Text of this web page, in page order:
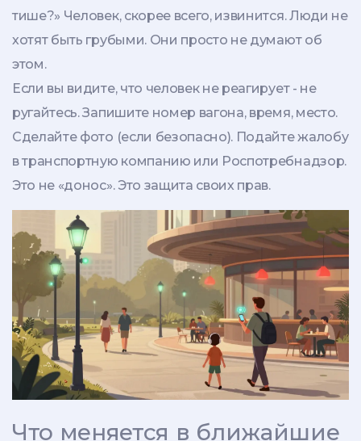
тише?» Человек, скорее всего, извинится. Люди не
хотят быть грубыми. Они просто не думают об
этом.
Если вы видите, что человек не реагирует - не
ругайтесь. Запишите номер вагона, время, место.
Сделайте фото (если безопасно). Подайте жалобу
в транспортную компанию или Роспотребнадзор.
Это не «донос». Это защита своих прав.
Что меняется в ближайшие